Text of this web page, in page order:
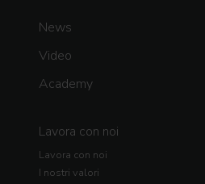
News
Video
Academy
Lavora con noi
Lavora con noi
I nostri valori